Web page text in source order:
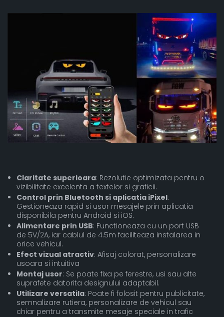
Claritate superioara: Rezolutie optimizata pentru o
vizibilitate excelenta a textelor si graficii.
Control prin Bluetooth si aplicatia iPixel:
Gestioneaza rapid si usor mesajele prin aplicatia
disponibila pentru Android si iOS.
Alimentare prin USB: Functioneaza cu un port USB
de 5V/2A, iar cablul de 4.5m faciliteaza instalarea in
orice vehicul.
Efect vizual atractiv: Afisaj colorat, personalizare
usoara si intuitiva
Montaj usor: Se poate fixa pe ferestre, usi sau alte
suprafete datorita designului adaptabil.
Utilizare versatila: Poate fi folosit pentru publicitate,
semnalizare rutiera, personalizare de vehicul sau
chiar pentru a transmite mesaje speciale in trafic